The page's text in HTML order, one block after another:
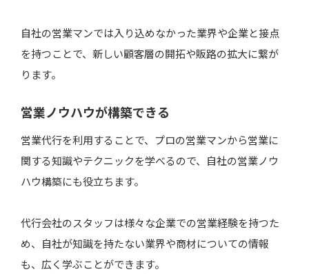
自社の営業マンでは入り込めなかった業界や企業と接点
を持つことで、新しい顧客層の開拓や販路の拡大に繋が
ります。
営業ノウハウが構築できる
営業代行を利用することで、プロの営業マンから営業に
関する知識やテクニックを学べるので、自社の営業ノウ
ハウ構築にも役立ちます。
代行会社のスタッフは様々な企業での営業経験を持つた
め、自社が知識を持たない業界や商材についての情報
も、広く学ぶことができます。